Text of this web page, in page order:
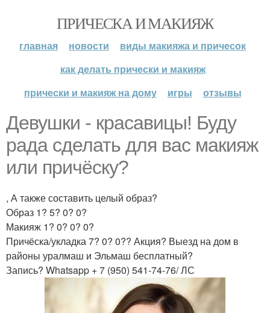
ПРИЧЕСКА И МАКИЯЖ
главная новости
виды макияжа и причесок
как делать прически и макияж
прически и макияж на дому
игры отзывы
Девушки - красавицы! Буду
рада сделать для вас макияж
или причёску?
, А также составить целый образ?
Образ 1? 5? 0? 0?
Макияж 1? 0? 0? 0?
Причёска/укладка 7? 0? 0?? Акция? Выезд на дом в
районы уралмаш и Эльмаш бесплатный?
Запись? Whatsapp + 7 (950) 541-74-76/ ЛС